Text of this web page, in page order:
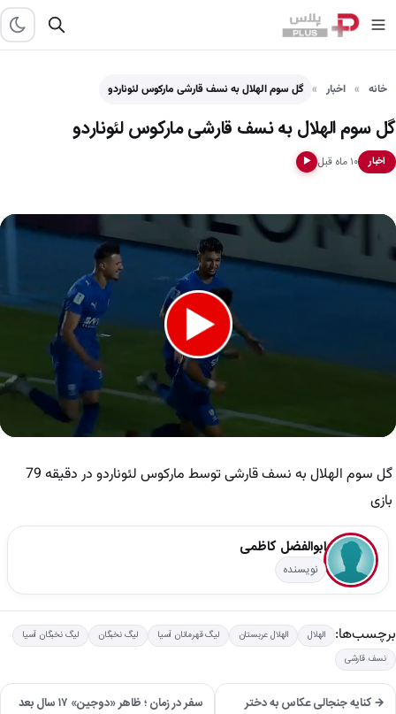
خانه اخبار گل سوم الهلال به نسف قارشی مارکوس لئوناردو
گل سوم الهلال به نسف قارشی مارکوس لئوناردو
اخبار ۱۰ ماه قبل ▶
گل سوم الهلال به نسف قارشی توسط مارکوس لئوناردو در دقیقه 79
بازی
ابوالفضل کاظمی
نویسنده
برچسب‌ها: الهلال الهلال عربستان لیگ قهرمانان آسیا لیگ نخبگان
لیگ نخبگان آسیا
نسف قارشی
→ کنایه جنجالی عکاس به دختر
سفر در زمان ؛ ظاهر «دوجین» ۱۷ سال بعد